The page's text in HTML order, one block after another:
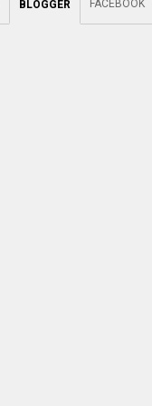
BLOGGER FACEBOOK